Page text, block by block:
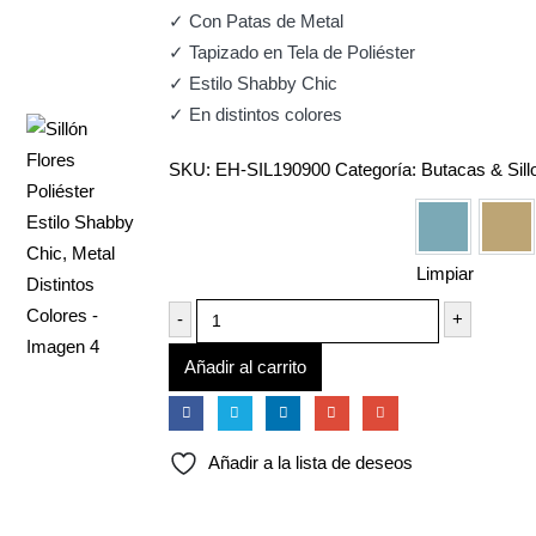
459,90€.
✓ Con Patas de Metal
✓ Tapizado en Tela de Poliéster
✓ Estilo Shabby Chic
✓ En distintos colores
SKU: EH-SIL190900 Categoría: Butacas &
Limpiar
- +
Añadir al carrito
Añadir a la lista de deseos